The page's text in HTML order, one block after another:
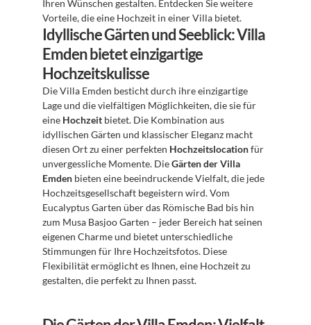
Ihren Wünschen gestalten. Entdecken Sie weitere
Vorteile, die eine Hochzeit in einer Villa bietet.
Idyllische Gärten und Seeblick: Villa
Emden bietet einzigartige
Hochzeitskulisse
Die Villa Emden besticht durch ihre einzigartige
Lage und die vielfältigen Möglichkeiten, die sie für
eine Hochzeit bietet. Die Kombination aus
idyllischen Gärten und klassischer Eleganz macht
diesen Ort zu einer perfekten Hochzeitslocation für
unvergessliche Momente. Die Gärten der Villa
Emden bieten eine beeindruckende Vielfalt, die jede
Hochzeitsgesellschaft begeistern wird. Vom
Eucalyptus Garten über das Römische Bad bis hin
zum Musa Basjoo Garten – jeder Bereich hat seinen
eigenen Charme und bietet unterschiedliche
Stimmungen für Ihre Hochzeitsfotos. Diese
Flexibilität ermöglicht es Ihnen, eine Hochzeit zu
gestalten, die perfekt zu Ihnen passt.